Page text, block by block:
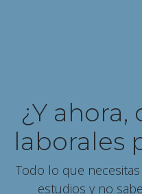
¿Y ahora,
laborales
Todo lo que
estudios y no